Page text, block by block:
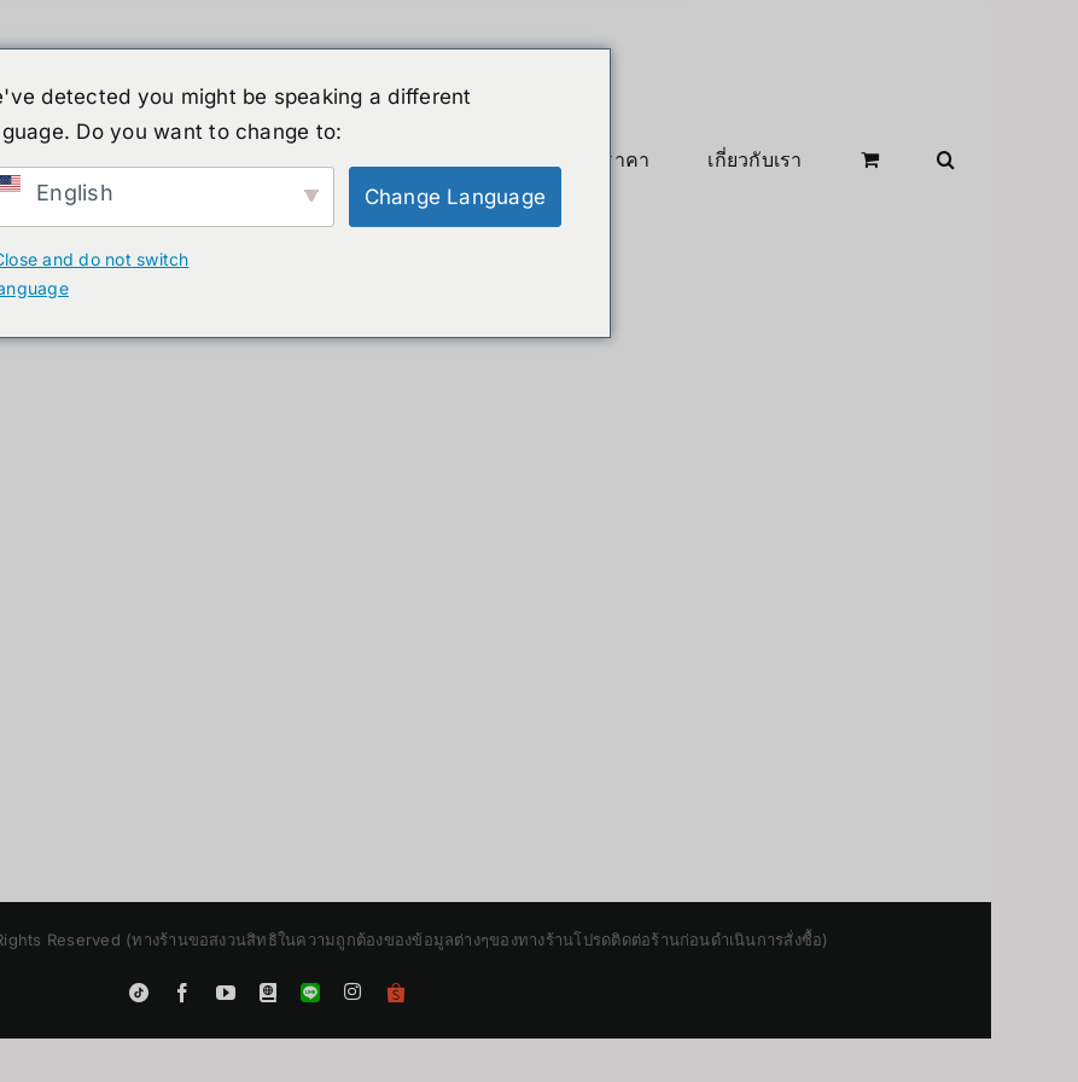
สินค้าลดราคา เกี่ยวกับเรา
Reserved (ทางร้านขอสงวนสิทธิในความถูกต้องของข้อมูลต่างๆของทางร้านโปรดติดต่อร้านก่อนดำเนินการสั่งซื้อ)
Tiktok FacebookYouTube
Blogger
LINE
Instagram
Shopee
detected you might be speaking a different
Do you want to change to:
English Change Language
and do not switch
Japanese